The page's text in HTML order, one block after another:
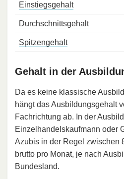
Einstiegsgehalt
Durchschnittsgehalt
Spitzengehalt
Gehalt in der
Da es keine klassische
hängt das Ausbildungsgehalt
Fachrichtung ab. In der
Einzelhandelskaufmann oder
Azubis in der Regel zwischen
brutto pro Monat, je nach
Bundesland.